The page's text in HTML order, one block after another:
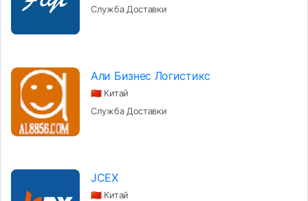
Служба Доставки
Али Бизнес Логистикс
🇨🇳 Китай
Служба Доставки
JCEX
🇨🇳 Китай